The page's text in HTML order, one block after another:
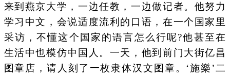
来到燕京大学，一边任教，一边做记者。他努力
学习中文，会说适度流利的口语，在一个国家里
采访，不懂这个国家的语言怎么行呢?他甚至在
生活中也模仿中国人。一天，他到前门大街亿昌
图章店，请人刻了一枚隶体汉文图章。‘施樂’二